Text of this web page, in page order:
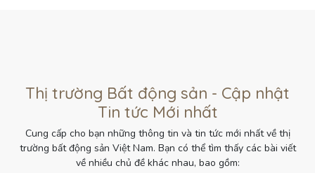
Thị trường Bất động sản - Cập nhật
Tin tức Mới nhất
Cung cấp cho bạn những thông tin và tin tức mới nhất về thị
trường bất động sản Việt Nam. Bạn có thể tìm thấy các bài viết
về nhiều chủ đề khác nhau, bao gồm: